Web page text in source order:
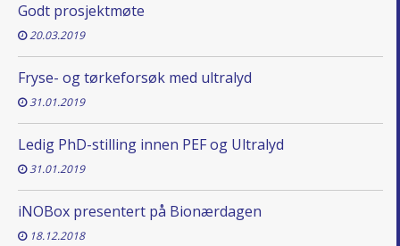
Godt prosjektmøte
20.03.2019
Fryse- og tørkeforsøk med ultralyd
31.01.2019
Ledig PhD-stilling innen PEF og Ultralyd
31.01.2019
iNOBox presentert på Bionærdagen
18.12.2018